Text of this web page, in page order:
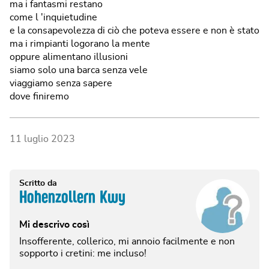
ma i fantasmi restano
come l 'inquietudine
e la consapevolezza di ciò che poteva essere e non è stato
ma i rimpianti logorano la mente
oppure alimentano illusioni
siamo solo una barca senza vele
viaggiamo senza sapere
dove finiremo
11 luglio 2023
Scritto da
Hohenzollern Kwy
Mi descrivo così
Insofferente, collerico, mi annoio facilmente e non
sopporto i cretini: me incluso!